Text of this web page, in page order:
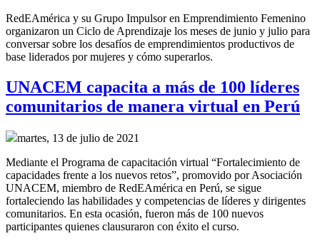
RedEAmérica y su Grupo Impulsor en Emprendimiento Femenino
organizaron un Ciclo de Aprendizaje los meses de junio y julio para
conversar sobre los desafíos de emprendimientos productivos de
base liderados por mujeres y cómo superarlos.
UNACEM capacita a más de 100 líderes
comunitarios de manera virtual en Perú
martes, 13 de julio de 2021
Mediante el Programa de capacitación virtual “Fortalecimiento de
capacidades frente a los nuevos retos”, promovido por Asociación
UNACEM, miembro de RedEAmérica en Perú, se sigue
fortaleciendo las habilidades y competencias de líderes y dirigentes
comunitarios. En esta ocasión, fueron más de 100 nuevos
participantes quienes clausuraron con éxito el curso.